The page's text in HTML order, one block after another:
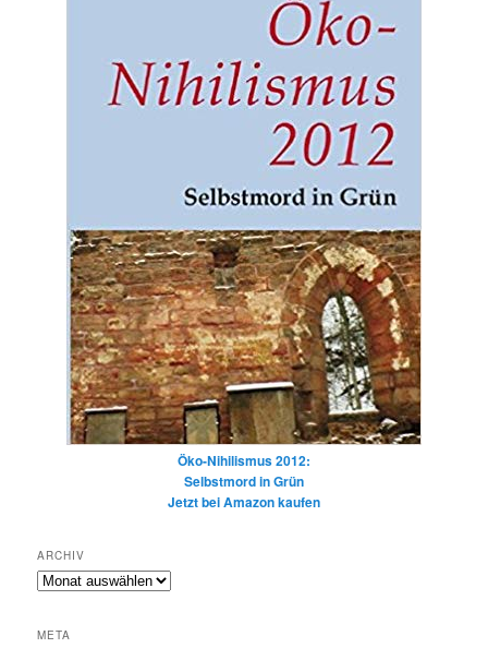
Öko-Nihilismus 2012:
Selbstmord in Grün
Jetzt bei Amazon kaufen
ARCHIV
Archiv
META